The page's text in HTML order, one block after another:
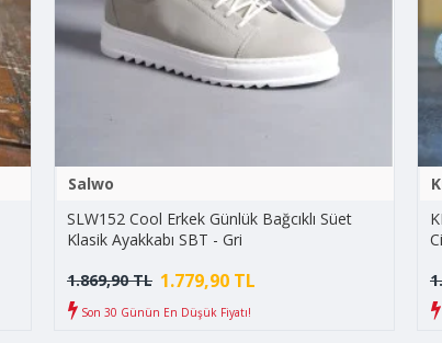
Salwo
SLW152 Cool Erkek Günlük Bağcıklı Süet
Klasik Ayakkabı SBT - Gri
1.779,90 TL
1.869,90 TL
Son 30 Günün En Düşük Fiyatı!